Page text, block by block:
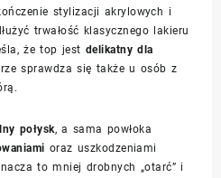
stylizacji akrylowych i
trwałość klasycznego lakieru
że top jest delikatny dla
sprawdza się także u osób z
połysk, a sama powłoka
oraz uszkodzeniami
to mniej drobnych „otarć” i